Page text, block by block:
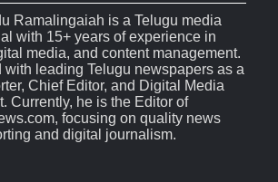
Ramalingaiah is a Telugu media
with 15+ years of experience in
media, and content management.
with leading Telugu newspapers as a
Chief Editor, and Digital Media
Currently, he is the Editor of
focusing on quality news
and digital journalism.